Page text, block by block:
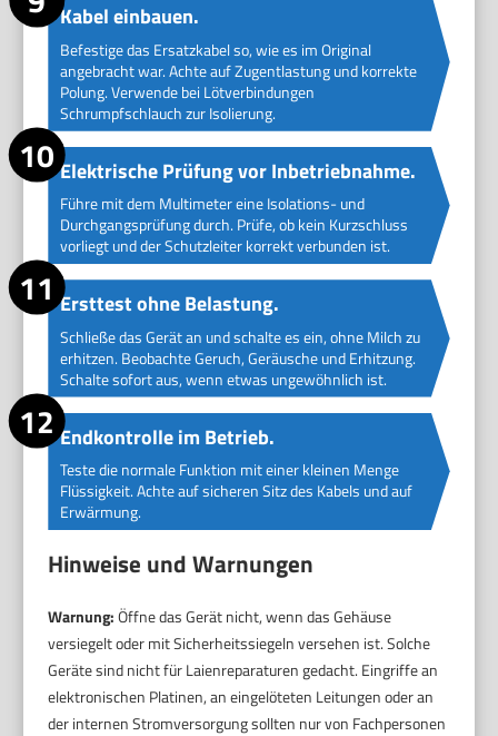
Kabel einbauen.
Befestige das Ersatzkabel so, wie es im Original
angebracht war. Achte auf Zugentlastung und korrekte
Polung. Verwende bei Lötverbindungen
Schrumpfschlauch zur Isolierung.
Elektrische Prüfung vor Inbetriebnahme.
Führe mit dem Multimeter eine Isolations- und
Durchgangsprüfung durch. Prüfe, ob kein Kurzschluss
vorliegt und der Schutzleiter korrekt verbunden ist.
Ersttest ohne Belastung.
Schließe das Gerät an und schalte es ein, ohne Milch zu
erhitzen. Beobachte Geruch, Geräusche und Erhitzung.
Schalte sofort aus, wenn etwas ungewöhnlich ist.
Endkontrolle im Betrieb.
Teste die normale Funktion mit einer kleinen Menge
Flüssigkeit. Achte auf sicheren Sitz des Kabels und auf
Erwärmung.
Hinweise und Warnungen
Warnung:Öffne das Gerät nicht, wenn das Gehäuse
versiegelt oder mit Sicherheitssiegeln versehen ist. Solche
Geräte sind nicht für Laienreparaturen gedacht. Eingriffe an
elektronischen Platinen, an eingelöteten Leitungen oder an
der internen Stromversorgung sollten nur von Fachpersonen